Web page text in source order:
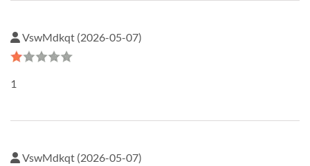
VswMdkqt (2026-05-07)
1
VswMdkqt (2026-05-07)